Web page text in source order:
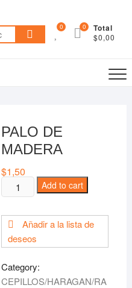
Search
for:
0 Total
$0,00
0
PALO DE
MADERA
$1,50
PALO
DE
quantity
Add to cart
Añadir a la lista de
deseos
Category:
CEPILLOS/HARAGAN/RA